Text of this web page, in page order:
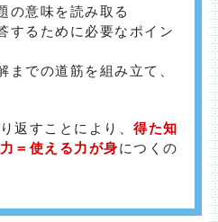
の意味を読み取る
するために必要なポイン
までの道筋を組み立て、
返すことにより、得た知
＝使える力が身につくの